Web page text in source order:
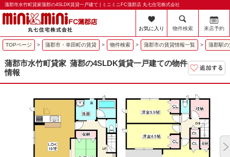
蒲郡市水竹町貸家蒲郡の4SLDK賃貸一戸建て | ミニミニFC蒲郡店 丸七住宅株式会社
お気に入り 物件検索 来店予約
TOPページ > 蒲郡市・幸田町の賃貸 > 物件検索 > 蒲郡市の賃貸情報一覧 > 蒲郡駅
蒲郡市水竹町貸家 蒲郡の4SLDK賃貸一戸建ての物件
情報